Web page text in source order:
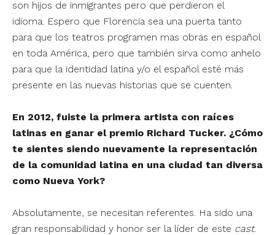
son hijos de inmigrantes pero que perdieron el
idioma. Espero que Florencia sea una puerta tanto
para que los teatros programen mas obras en español
en toda América, pero que también sirva como anhelo
para que la identidad latina y/o el español esté más
presente en las nuevas historias que se cuenten.
En 2012, fuiste la primera artista con raíces
latinas en ganar el premio Richard Tucker. ¿Cómo
te sientes siendo nuevamente la representación
de la comunidad latina en una ciudad tan diversa
como Nueva York?
Absolutamente, se necesitan referentes. Ha sido una
gran responsabilidad y honor ser la líder de este cast.